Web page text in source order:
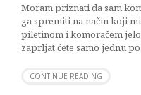
Moram priznati da sam
ga spremiti na način koji
piletinom i komoračem
zaprljat ćete samo jednu
CONTINUE READING